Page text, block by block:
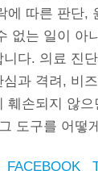
에 따른 판단,
없는 일이 아
니다. 의료 진
심과 격려, 비
훼손되지 않
도구를 어떻
FACEBOOK